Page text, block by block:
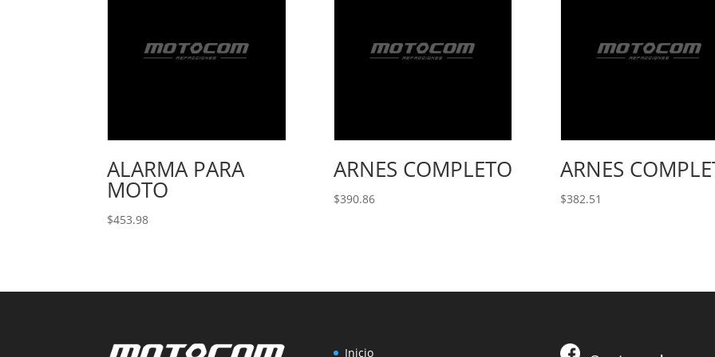
ALARMA PARA
MOTO
$453.98
ARNES COMPLETO
$390.86
ARNES
$382.51
Inicio